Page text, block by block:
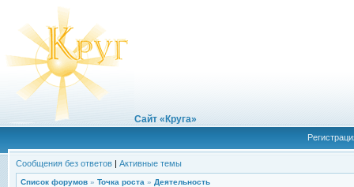
Сайт «Круга»
Сообщения без ответов | Активные темы
Список форумов » Точка роста » Деятельность